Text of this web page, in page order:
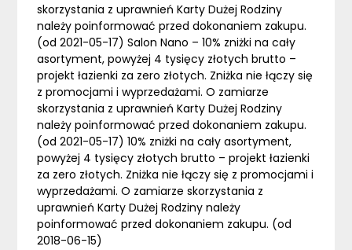
skorzystania z uprawnień Karty Dużej Rodziny
należy poinformować przed dokonaniem zakupu.
(od 2021-05-17) Salon Nano – 10% zniżki na cały
asortyment, powyżej 4 tysięcy złotych brutto –
projekt łazienki za zero złotych. Zniżka nie łączy się
z promocjami i wyprzedażami. O zamiarze
skorzystania z uprawnień Karty Dużej Rodziny
należy poinformować przed dokonaniem zakupu.
(od 2021-05-17) 10% zniżki na cały asortyment,
powyżej 4 tysięcy złotych brutto – projekt łazienki
za zero złotych. Zniżka nie łączy się z promocjami i
wyprzedażami. O zamiarze skorzystania z
uprawnień Karty Dużej Rodziny należy
poinformować przed dokonaniem zakupu. (od
2018-06-15)